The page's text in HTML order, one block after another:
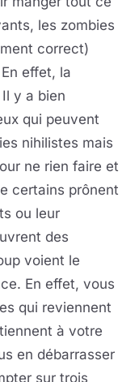
les zombies
correct)
effet, la
y a bien
qui peuvent
nihilistes mais
ne rien faire et
certains prônent
ou leur
des
voient le
En effet, vous
qui reviennent
à votre
en débarrasser
sur trois